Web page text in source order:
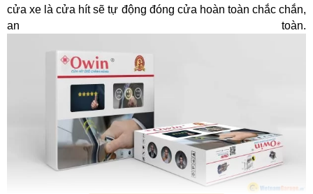
cửa xe là cửa hít sẽ tự động đóng cửa hoàn toàn chắc chắn,
an toàn.